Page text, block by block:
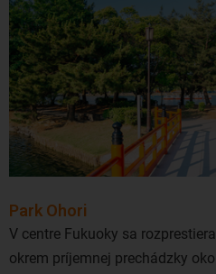
Park Ohori
V centre Fukuoky sa
okrem príjemnej prechádzky